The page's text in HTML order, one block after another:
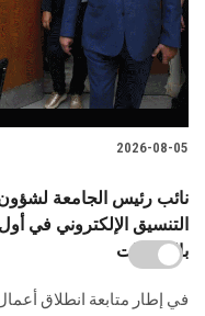
2026-08-05
نائب رئيس الجامعة لشؤون
التنسيق الإلكتروني في
بالجامعات
في إطار متابعة انطلاق